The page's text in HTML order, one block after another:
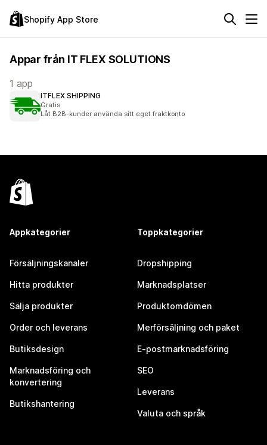
Shopify App Store
Appar från IT FLEX SOLUTIONS
1 app
ITFLEX SHIPPING
Gratis
Låt B2B-kunder använda sitt eget fraktkonto
Appkategorier
Försäljningskanaler
Hitta produkter
Sälja produkter
Order och leverans
Butiksdesign
Marknadsföring och
konvertering
Butikshantering
Toppkategorier
Dropshipping
Marknadsplatser
Produktomdömen
Merförsäljning och paket
E-postmarknadsföring
SEO
Leverans
Valuta och språk